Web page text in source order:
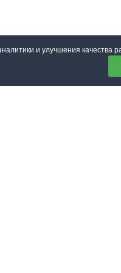
и улучшения